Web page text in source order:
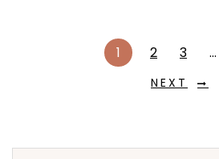
1 2 3 …
NEXT